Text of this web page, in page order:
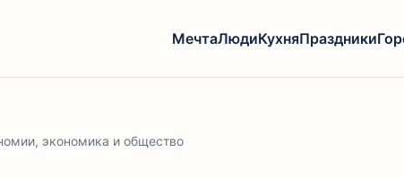
МечтаЛюдиКухняПраздники
экономика и общество